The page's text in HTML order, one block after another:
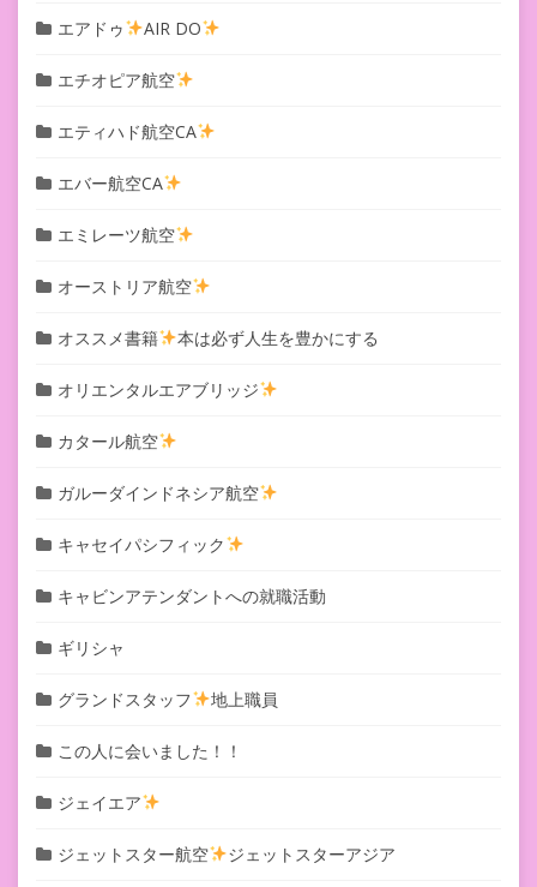
エアドゥ AIR DO
エチオピア航空
エティハド航空CA
エバー航空CA
エミレーツ航空
オーストリア航空
オススメ書籍 本は必ず人生を豊かにする
オリエンタルエアブリッジ
カタール航空
ガルーダインドネシア航空
キャセイパシフィック
キャビンアテンダントへの就職活動
ギリシャ
グランドスタッフ 地上職員
この人に会いました！！
ジェイエア
ジェットスター航空 ジェットスターアジア